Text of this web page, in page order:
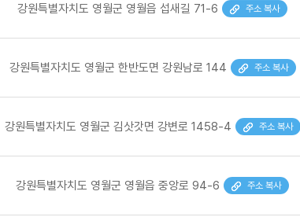
강원특별자치도 영월군 영월읍 섭새길 71-6 주소 복사
강원특별자치도 영월군 한반도면 강원남로 144 주소 복사
강원특별자치도 영월군 김삿갓면 강변로 1458-4 주소 복사
강원특별자치도 영월군 영월읍 중앙로 94-6 주소 복사